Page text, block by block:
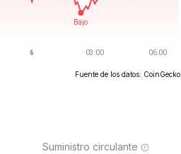
Fuente de los datos: CoinGecko
Suministro circulante